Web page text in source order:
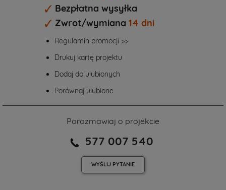
Bezpłatna wysyłka
Zwrot/wymiana 14 dni
Regulamin promocji >>
Drukuj kartę projektu
Dodaj do ulubionych
Porównaj ulubione
Porozmawiaj o projekcie
577 007 540
WYŚLIJ PYTANIE